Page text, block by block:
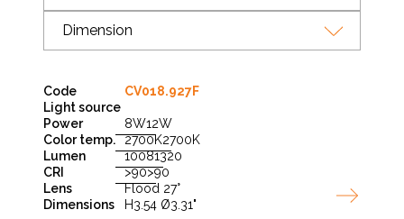
CV018.927F
8W12W
2700K2700K
10081320
>90>90
Flood 27°
H3.54 Ø3.31"
Dimension